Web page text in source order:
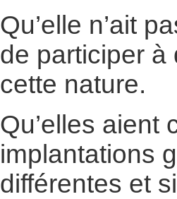
Qu’elle n’ait
de participer à
cette nature.
Qu’elles aient
implantations
différentes et